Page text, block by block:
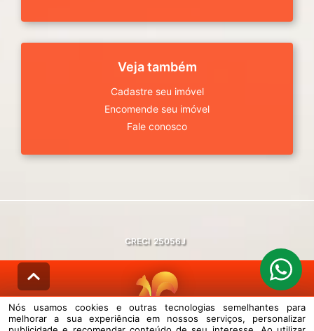
Veja também
Cadastre seu imóvel
Encomende seu imóvel
Fale conosco
CRECI 25056J
© DESENVOLVIDO PELAAGIL.NET
Nós usamos cookies e outras tecnologias semelhantes para
melhorar a sua experiência em nossos serviços, personalizar